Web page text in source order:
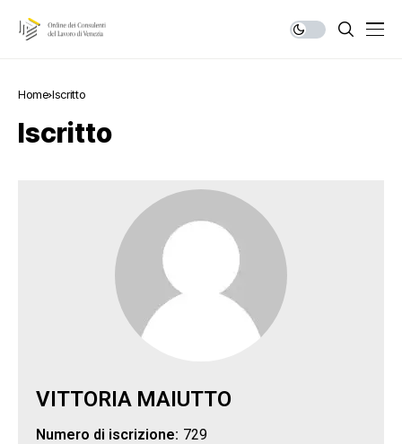
Home Iscritto
Iscritto
VITTORIA MAIUTTO
Numero di iscrizione: 729